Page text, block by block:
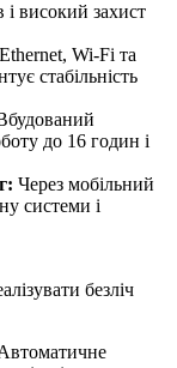
високий захист
Wi-Fi та
стабільність
до 16 годин і
Через мобільний
системи і
безліч